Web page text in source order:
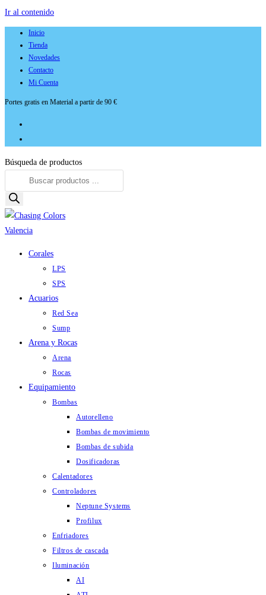
Ir al contenido
Inicio
Tienda
Novedades
Contacto
Mi Cuenta
Portes gratis en Material a partir de 90 €
Búsqueda de productos
Corales
LPS
SPS
Acuarios
Red Sea
Sump
Arena y Rocas
Arena
Rocas
Equipamiento
Bombas
Autorelleno
Bombas de movimiento
Bombas de subida
Dosificadoras
Calentadores
Controladores
Neptune Systems
Profilux
Enfriadores
Filtros de cascada
Iluminación
AI